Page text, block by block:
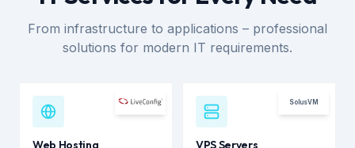
cloud.network
From infrastructure to applications – professional
solutions for modern IT requirements.
Web Hosting
SolusVM
VPS Servers